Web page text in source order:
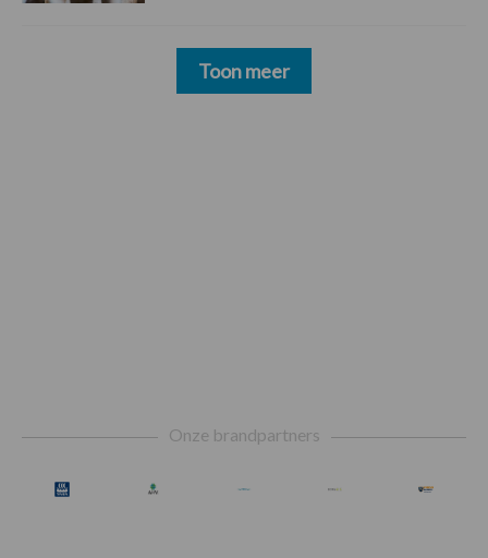
Toon meer
Onze brandpartners